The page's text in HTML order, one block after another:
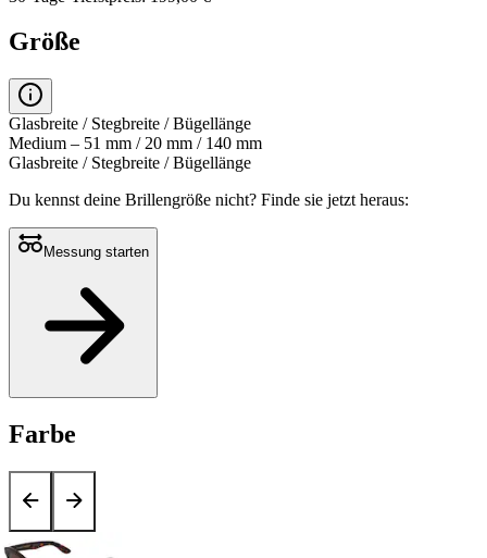
Größe
Glasbreite / Stegbreite / Bügellänge
Medium – 51 mm / 20 mm / 140 mm
Glasbreite / Stegbreite / Bügellänge
Du kennst deine Brillengröße nicht? Finde sie jetzt heraus:
Messung starten
Farbe